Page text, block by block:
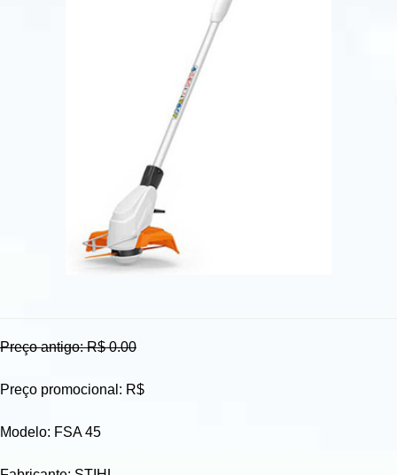
Preço antigo: R$ 0.00
Preço promocional: R$
Modelo: FSA 45